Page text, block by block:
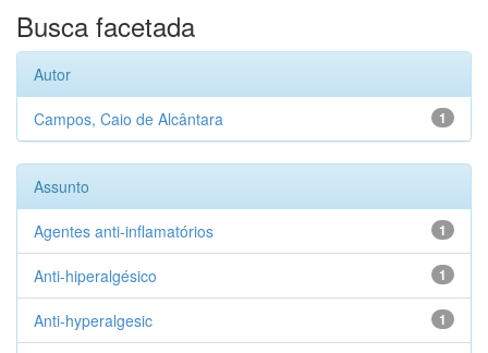
Busca facetada
Autor
1
Campos, Caio de Alcântara
Assunto
1
Agentes anti-inflamatórios
1
Anti-hiperalgésico
1
Anti-hyperalgesic